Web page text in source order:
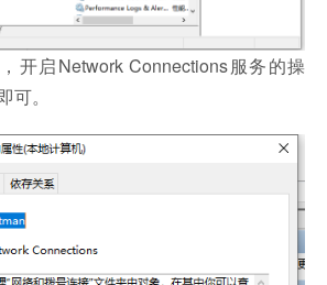
启Network Connections服务的操
。